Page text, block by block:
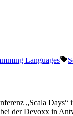
Languages
„Scala
der Devoxx in